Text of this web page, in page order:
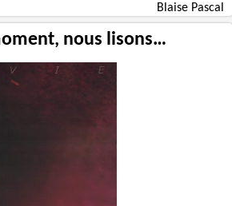
Blaise Pascal
nous lisons…